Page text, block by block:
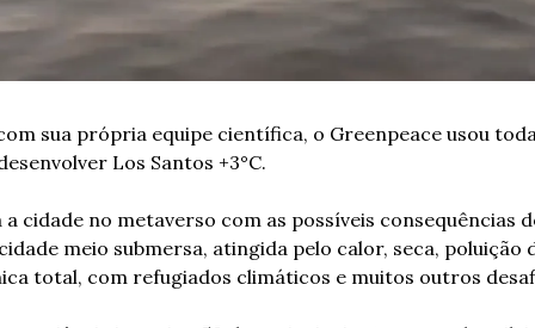
sua própria equipe científica, o Greenpeace usou
Los Santos +3°C.
a cidade no metaverso com as possíveis consequências
meio submersa, atingida pelo calor, seca, poluição
total, com refugiados climáticos e muitos outros